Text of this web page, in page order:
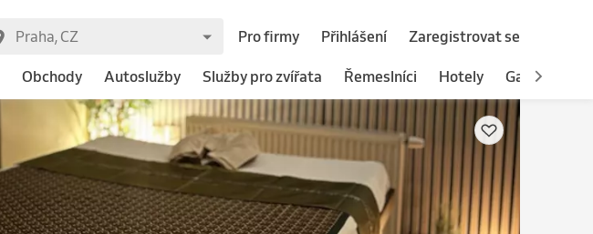
Pro firmy Přihlášení Zaregistrovat se
Obchody Autoslužby Služby pro zvířata Řemeslníci Hotely Gastronomie